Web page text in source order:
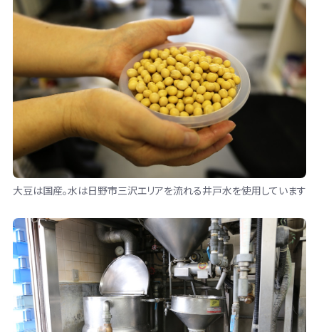
大豆は国産。水は日野市三沢エリアを流れる井戸水を使用しています